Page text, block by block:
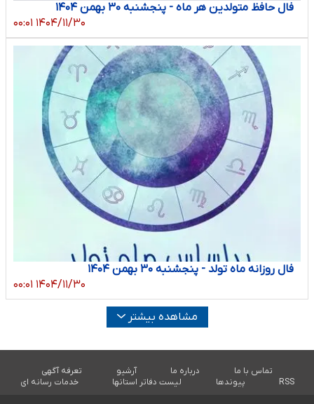
فال حافظ متولدین هر ماه - پنجشنبه ۳۰ بهمن ۱۴۰۴
۱۴۰۴/۱۱/۳۰ ۰۰:۰۱
فال روزانه ماه تولد - پنجشنبه ۳۰ بهمن ۱۴۰۴
۱۴۰۴/۱۱/۳۰ ۰۰:۰۱
مشاهده بیشتر
تماس با ما درباره ما آرشیو
تعرفه آگهی
RSS
پیوندها لیست دفاتر استانها خدمات رسانه ای